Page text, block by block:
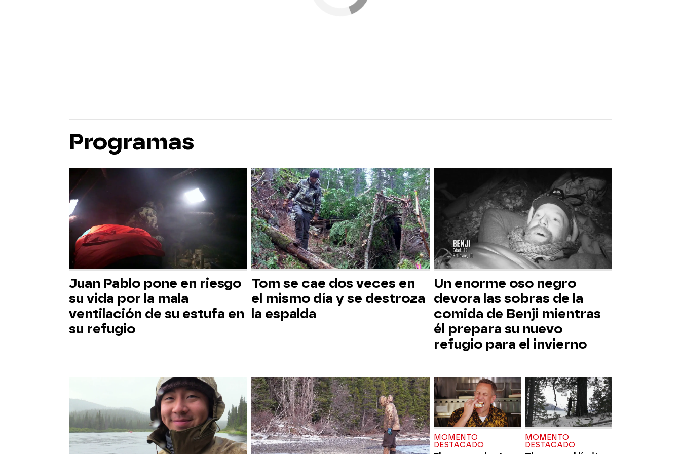
Programas
Juan Pablo pone en riesgo
su vida por la mala
ventilación de su estufa en
su refugio
Tom se cae dos veces en
el mismo día y se destroza
la espalda
Un enorme oso negro
devora las sobras de la
comida de Benji mientras
él prepara su nuevo
refugio para el invierno
MOMENTO
DESTACADO
MOMENTO
DESTACADO